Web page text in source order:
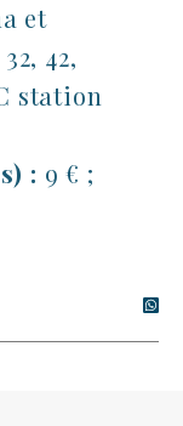
et
42,
station
: 9 € ;